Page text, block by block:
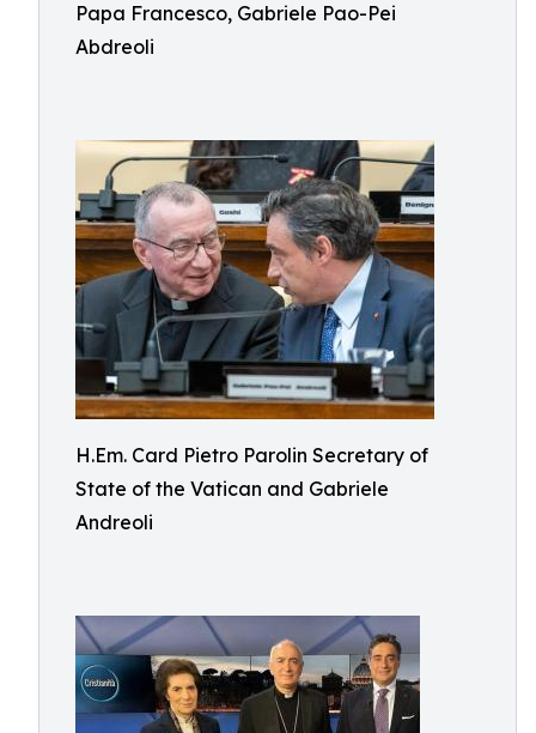
Papa Francesco, Gabriele Pao-Pei
Abdreoli
H.Em. Card Pietro Parolin Secretary of
State of the Vatican and Gabriele
Andreoli